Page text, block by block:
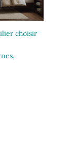
choisir
,